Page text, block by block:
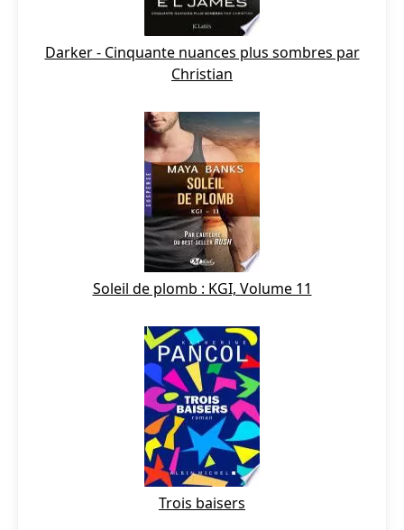
Darker - Cinquante nuances plus sombres par
Christian
Soleil de plomb : KGI, Volume 11
Trois baisers